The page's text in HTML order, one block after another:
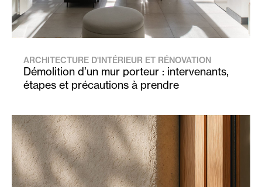
ARCHITECTURE D'INTÉRIEUR ET RÉNOVATION
Démolition d’un mur porteur : intervenants,
étapes et précautions à prendre